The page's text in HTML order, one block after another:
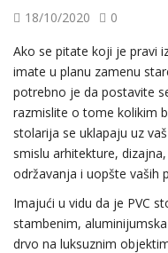
18/10/2020
0
Ako se pitate koji je pravi
imate u planu zamenu
potrebno je da postavite
razmislite o tome kolikim
stolarija se uklapaju uz
smislu arhitekture,
održavanja i uopšte vaših
Imajući u vidu da je PVC
stambenim,
drvo na luksuznim